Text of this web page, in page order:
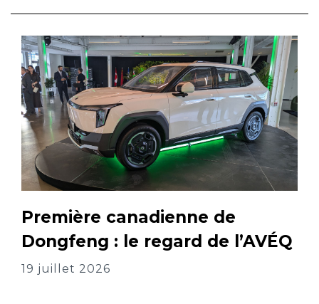
Première canadienne de
Dongfeng : le regard de l’AVÉQ
19 juillet 2026